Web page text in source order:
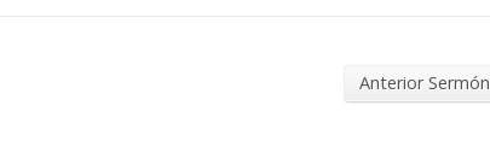
Anterior Sermón